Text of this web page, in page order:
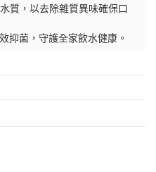
質，以去除雜質異味確保口
抑菌，守護全家飲水健康。